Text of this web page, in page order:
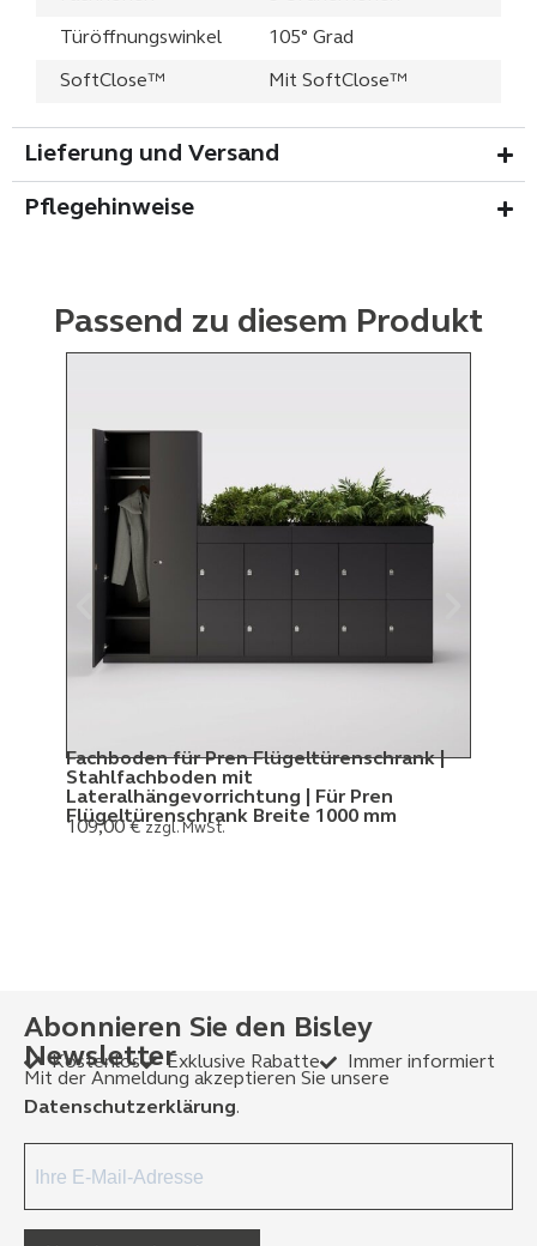
Türöffnungswinkel 105° Grad
SoftClose™ Mit SoftClose™
Lieferung und Versand
Pflegehinweise
Passend zu diesem Produkt
Fachboden für Pren Flügeltürenschrank |
Stahlfachboden mit
Lateralhängevorrichtung | Für Pren
Flügeltürenschrank Breite 1000 mm
109,00€ zzgl. MwSt.
Abonnieren Sie den Bisley
Newsletter
Kostenlos Exklusive Rabatte
Immer informiert
Mit der Anmeldung akzeptieren Sie unsere
Datenschutzerklärung.